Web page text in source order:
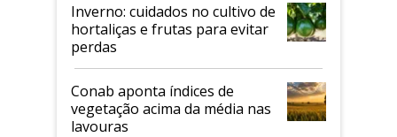
Inverno: cuidados no cultivo de
hortaliças e frutas para evitar
perdas
Conab aponta índices de
vegetação acima da média nas
lavouras